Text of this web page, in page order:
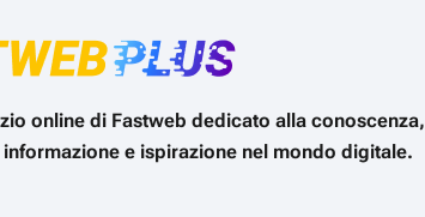
online di Fastweb dedicato alla conoscenza,
e ispirazione nel mondo digitale.